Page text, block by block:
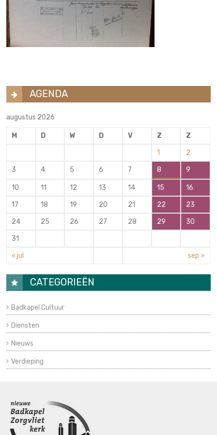
AGENDA
augustus 2026
M D W D V Z Z
1 2
3 4 5 6 7 8 9
10 11 12 13 14 15 16
17 18 19 20 21 22 23
24 25 26 27 28 29 30
31
« jul sep »
CATEGORIEËN
Badkapel Cultuur
Diensten
Nieuws
Verdieping